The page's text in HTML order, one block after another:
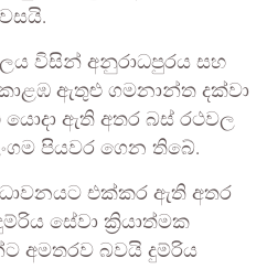
විසින් අනු­රා­ධ­පු­රය සහ
ඇතුළු ගම­නාන්ත දක්වා
ඇති අතර බස් රථ­වල
පිය­වර ගෙන තිබේ.
එක්කර ඇති අතර
සේවා ක්‍රියා­ත්මක
අම­ත­රව බවයි දුම්රිය